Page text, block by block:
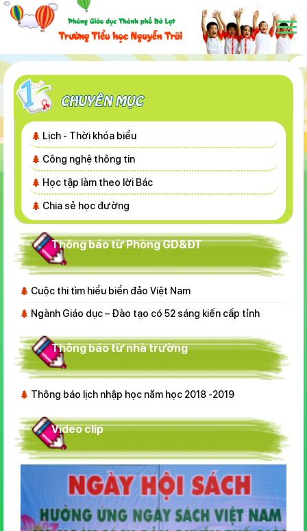
Lịch - Thời khóa biểu
Công nghệ thông tin
Học tập làm theo lời Bác
Chia sẻ học đường
Thông báo từ Phòng GD&ĐT
Cuộc thi tìm hiểu biển đảo Việt Nam
Ngành Giáo dục – Đào tạo có 52 sáng kiến cấp tỉnh
Thông báo từ nhà trường
Thông báo lịch nhập học năm học 2018 -2019
Video clip